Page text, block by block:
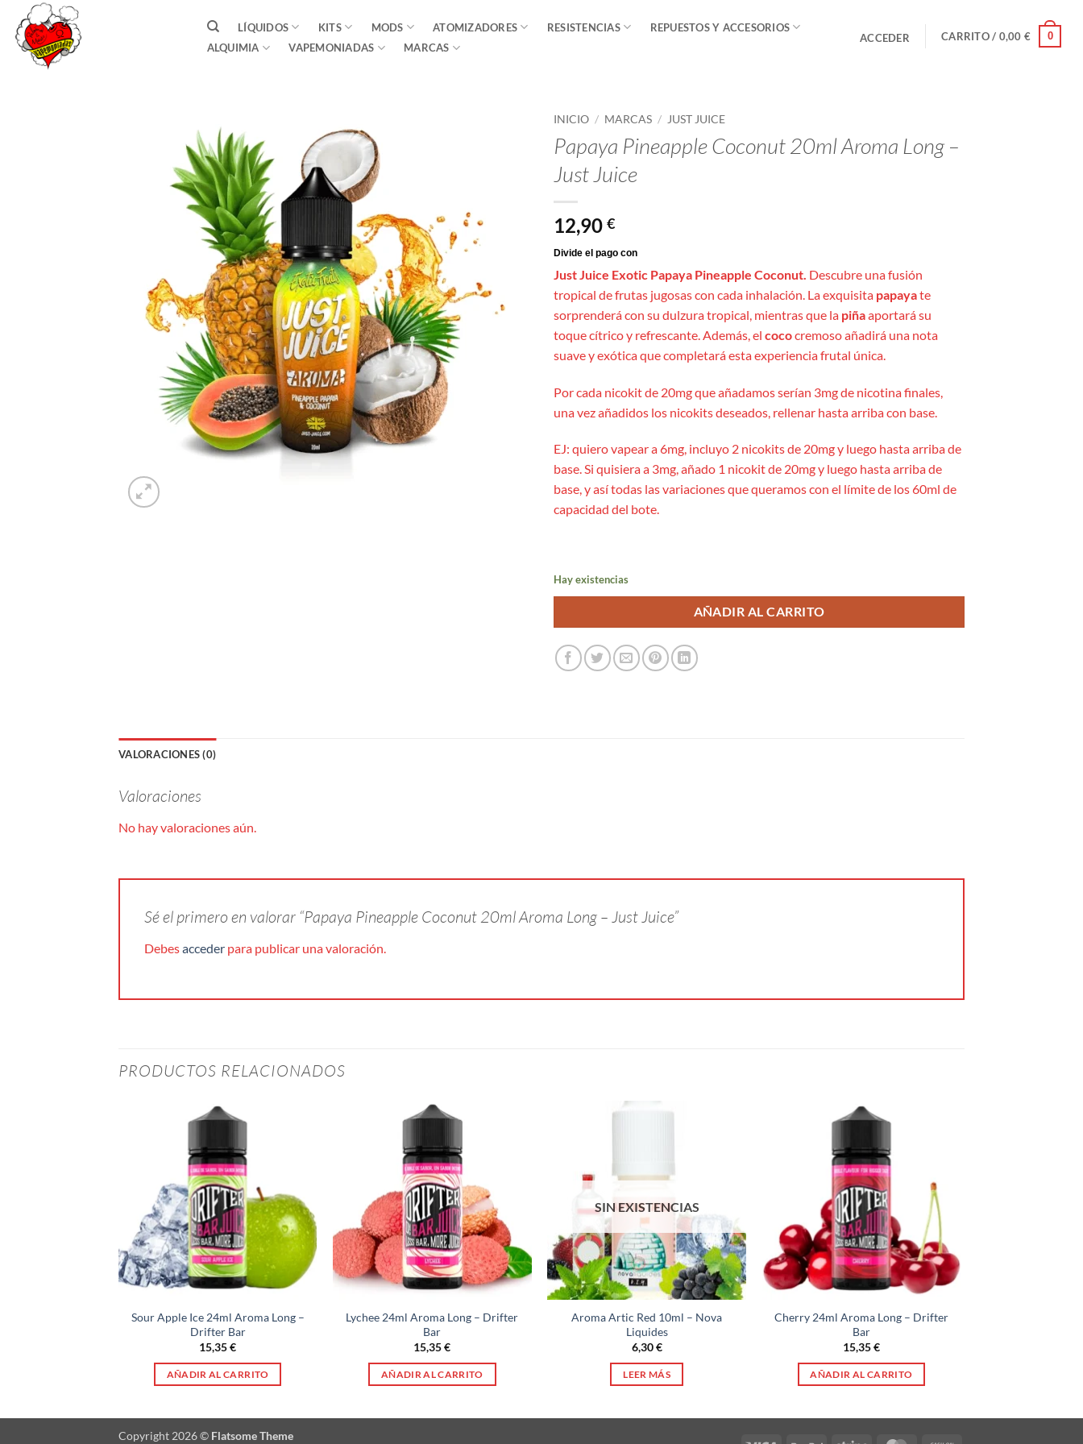
Saltar
contenido
LÍQUIDOS KITS MODS ATOMIZADORES RESISTENCIAS
REPUESTOS Y ACCESORIOS
ALQUIMIA
VAPEMONIADAS MARCAS
ACCEDER CARRITO / 0,00 € 0
INICIO / MARCAS / JUST JUICE
Papaya Pineapple Coconut 20ml Aroma Long –
Just Juice
12,90 €
Just Juice Exotic Papaya Pineapple Coconut. Descubre una fusión
tropical de frutas jugosas con cada inhalación. La exquisita papayate
sorprenderá con su dulzura tropical, mientras que la piñaaportará su
toque cítrico y refrescante. Además, el cococremoso añadirá una nota
suave y exótica que completará esta experiencia frutal única.
Por cada nicokit de 20mg que añadamos serían 3mg de nicotina finales,
una vez añadidos los nicokits deseados, rellenar hasta arriba con base.
EJ: quiero vapear a 6mg, incluyo 2 nicokits de 20mg y luego hasta arriba de
base. Si quisiera a 3mg, añado 1 nicokit de 20mg y luego hasta arriba de
base, y así todas las variaciones que queramos con el límite de los 60ml de
capacidad del bote.
Hay existencias
AÑADIR AL CARRITO
VALORACIONES (0)
Valoraciones
No hay valoraciones aún.
Sé el primero en valorar “Papaya Pineapple Coconut 20ml Aroma Long – Just Juice”
Debesacceder para publicar una valoración.
PRODUCTOS RELACIONADOS
Sour Apple Ice 24ml Aroma Long –
Drifter Bar
15,35€
AÑADIR AL CARRITO
Lychee 24ml Aroma Long – Drifter
Bar
15,35€
AÑADIR AL CARRITO
SIN EXISTENCIAS
Aroma Artic Red 10ml – Nova
Liquides
6,30€
LEER MÁS
Cherry 24ml Aroma Long – Drifter
Bar
15,35€
AÑADIR AL CARRITO
Copyright 2026 © Flatsome Theme